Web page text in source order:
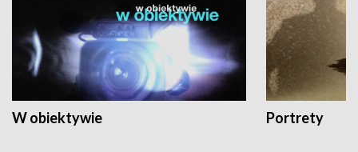
W obiektywie Portrety